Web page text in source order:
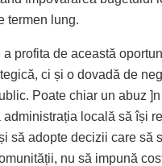
termen lung.
a profita de această
ci și o dovadă de
Poate chiar un abuz
administrația locală să își
să adopte decizii care să
nu să impună